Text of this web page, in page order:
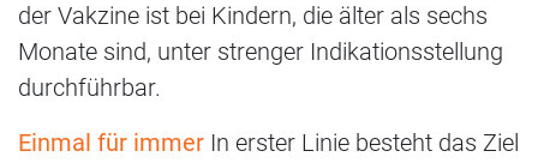
der Vakzine ist bei Kindern, die älter als sechs
Monate sind, unter strenger Indikationsstellung
durchführbar.
Einmal für immer In erster Linie besteht das Ziel